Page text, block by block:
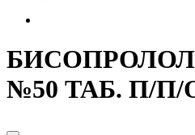
№50 ТАБ. П/П/